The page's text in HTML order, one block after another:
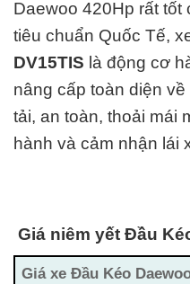
Daewoo 420Hp rất
tiêu chuẩn Quốc Tế,
DV15TIS là động cơ
nâng cấp toàn diện
tải, an toàn, thoải mái
hành và cảm nhận lái
Giá niêm yết Đầu
Giá xe Đầu Kéo